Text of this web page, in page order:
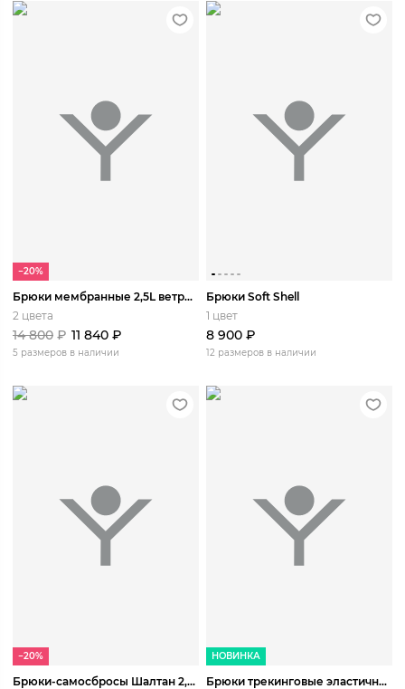
−20%
Брюки мембранные 2,5L ветро-влагозащитные Башкаус
2 цвета
14 800 ₽ 11 840 ₽
5 размеров в наличии
Брюки Soft Shell
1 цвет
8 900 ₽
12 размеров в наличии
−20%
Брюки-самосбросы Шалтан 2,5L мембранные
НОВИНКА
Брюки трекинговые эластичные супер легкие